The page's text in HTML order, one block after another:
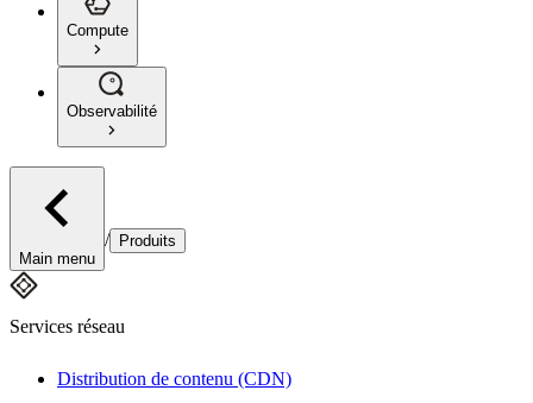
Compute
Observabilité
Main menu
/ Produits
Services réseau
Distribution de contenu (CDN)